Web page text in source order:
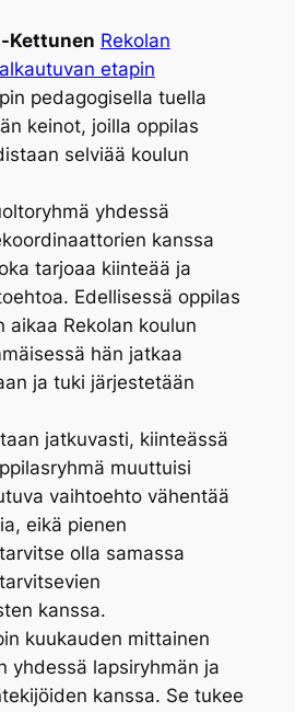
Kettunen Rekolan
etapin
pedagogisella tuella
keinot, joilla oppilas
selviää koulun
yhdessä
kanssa
tarjoaa kiinteää ja
Edellisessä oppilas
aikaa Rekolan koulun
hän jatkaa
ja tuki järjestetään
jatkuvasti, kiinteässä
muuttuisi
vaihtoehto vähentää
eikä pienen
olla samassa
kanssa.
kuukauden mittainen
yhdessä lapsiryhmän ja
kanssa. Se tukee